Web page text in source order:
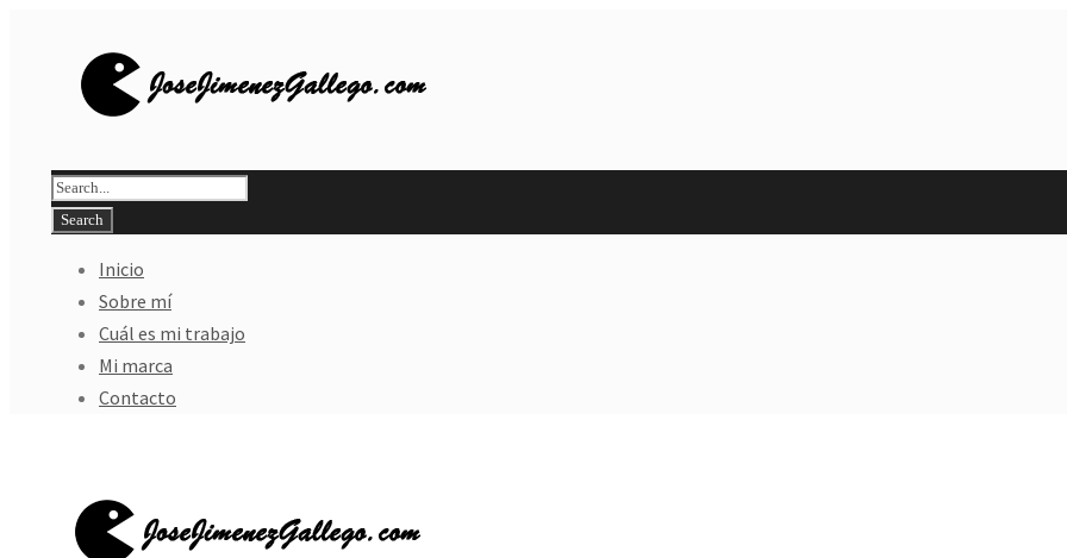
Inicio
Sobre mí
Cuál es mi trabajo
Mi marca
Contacto